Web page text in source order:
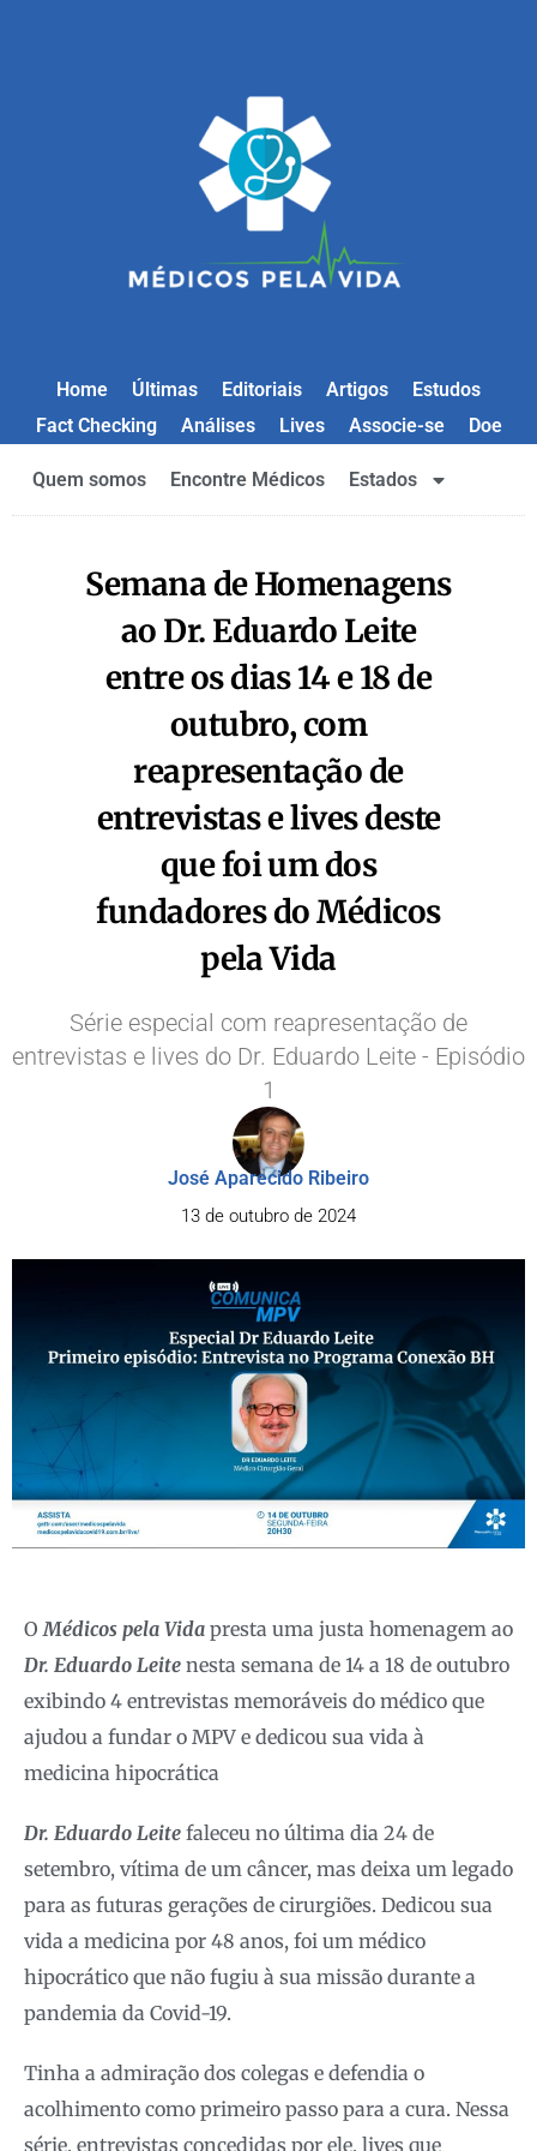
Home Últimas Editoriais Artigos
Estudos
Fact Checking
Análises Lives Associe-se Doe
Quem somos Encontre Médicos Estados
Semana de Homenagens
ao Dr. Eduardo Leite
entre os dias 14 e 18 de
outubro, com
reapresentação de
entrevistas e lives deste
que foi um dos
fundadores do Médicos
pela Vida
Série especial com reapresentação de
entrevistas e lives do Dr. Eduardo Leite - Episódio
1
José Aparecido Ribeiro
13 de outubro de 2024
O Médicos pela Vida presta uma justa homenagem ao
Dr. Eduardo Leite nesta semana de 14 a 18 de outubro
exibindo 4 entrevistas memoráveis do médico que
ajudou a fundar o MPV e dedicou sua vida à
medicina hipocrática
Dr. Eduardo Leite faleceu no última dia 24 de
setembro, vítima de um câncer, mas deixa um legado
para as futuras gerações de cirurgiões. Dedicou sua
vida a medicina por 48 anos, foi um médico
hipocrático que não fugiu à sua missão durante a
pandemia da Covid-19.
Tinha a admiração dos colegas e defendia o
acolhimento como primeiro passo para a cura. Nessa
série, entrevistas concedidas por ele, lives que